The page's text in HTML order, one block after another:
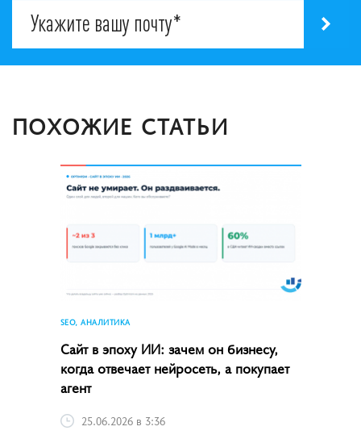
ПОХОЖИЕ СТАТЬИ
SEO, АНАЛИТИКА
Сайт в эпоху ИИ: зачем он бизнесу,
когда отвечает нейросеть, а покупает
агент
25.06.2026 в 3:36